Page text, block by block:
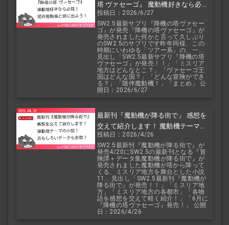
塔 ヴァセーゴ』 魔動機好きなら必
見！ 随伴魔動機と旅に出よう！
投稿日：2026/6/27
SW2.5最新サプリ『降機の塔ヴァセー
ゴ』が発売『降機の塔ヴァセーゴ』が
発売されました何かと言って久しぶり
のSW2.5のサプリです昨年同様、この
時期にいわゆる「ツアー系」の、一...
見出し「SW2.5最新サプリ『降機の塔
ヴァセーゴ』が発売！！」「ミスリア
地方はどんなとこ？」「ヴァセーゴ王
国はどんな国？」「どんな冒険ができ
る？」「随伴魔動機！」「まとめ」 公
開日：2026/6/27
最新刊『魔動機が降る街で』 感想を
交えて紹介します！ 魔動機テーマの
小説！ おもしろいデータも多数！
投稿日：2026/4/26
SW2.5最新刊『魔動機が降る街で』が
発売4/20にSW2.5の最新刊となる『冒
険譚＋データ集魔動機が降る街で』が
発売されました魔動機が塔から降って
くる、ミスリア地方を舞台とした小説
11... 見出し「SW2.5最新刊『魔動機が
降る街で』が発売！！」「ミスリア地
方」「ミスリア地方の各都市」「各物
語を感想を交えて軽く紹介！」「6月に
『降機の塔ヴァセーゴ』発売！」 公開
日：2026/4/26